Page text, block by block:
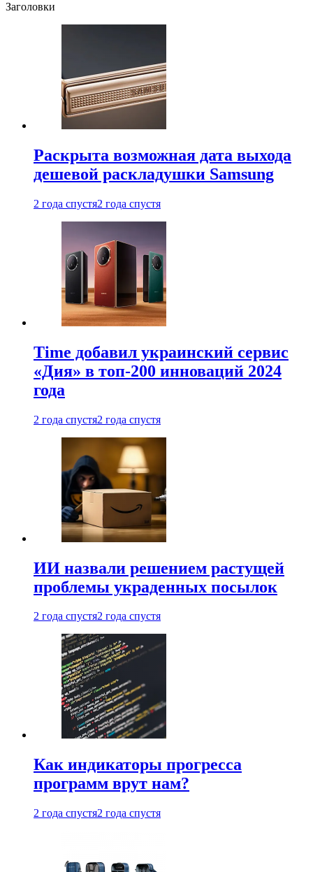
Заголовки
Раскрыта возможная дата выхода
дешевой раскладушки Samsung
2 года спустя2 года спустя
Time добавил украинский сервис
«Дия» в топ-200 инноваций 2024
года
2 года спустя2 года спустя
ИИ назвали решением растущей
проблемы украденных посылок
2 года спустя2 года спустя
Как индикаторы прогресса
программ врут нам?
2 года спустя2 года спустя